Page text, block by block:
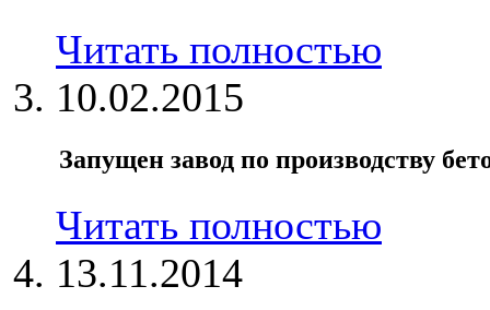
Читать полностью
10.02.2015
Запущен завод по производству
Читать полностью
13.11.2014